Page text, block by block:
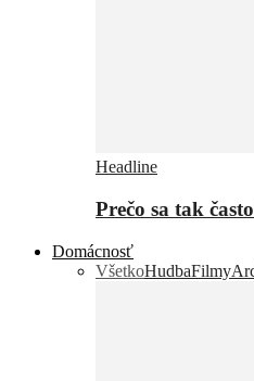
Headline
Prečo sa tak
Domácnosť
VšetkoHudbaFilmy